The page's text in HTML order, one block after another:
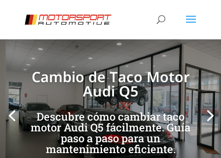
Cambio de Taco Motor
Audi Q5
Descubre cómo cambiar taco
motor Audi Q5 fácilmente. Guía
paso a paso para un
mantenimiento eficiente.
[/et_pb_slide] [/et_pb_slide]